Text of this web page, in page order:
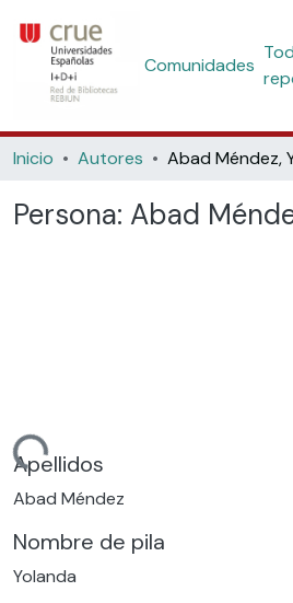
Comunidades
Inicio Autores Abad Méndez,
Persona: Abad
Apellidos
Abad Méndez
Nombre de pila
Yolanda